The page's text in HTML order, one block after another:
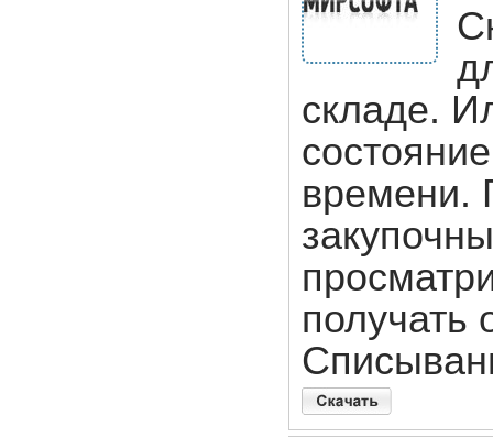
складе.
времени.
получать